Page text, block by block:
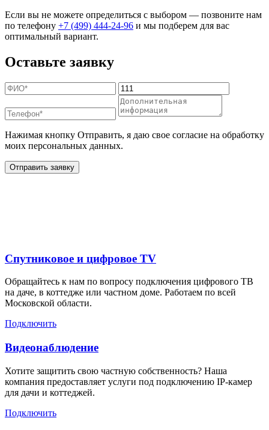
Если вы не можете определиться с выбором — позвоните нам
по телефону +7 (499) 444-24-96 и мы подберем для вас
оптимальный вариант.
Оставьте заявку
Нажимая кнопку Отправить, я даю свое согласие на обработку
моих персональных данных.
Отправить заявку
Спутниковое и цифровое TV
Обращайтесь к нам по вопросу подключения цифрового ТВ
на даче, в коттедже или частном доме. Работаем по всей
Московской области.
Подключить
Видеонаблюдение
Хотите защитить свою частную собственность? Наша
компания предоставляет услуги под подключению IP-камер
для дачи и коттеджей.
Подключить